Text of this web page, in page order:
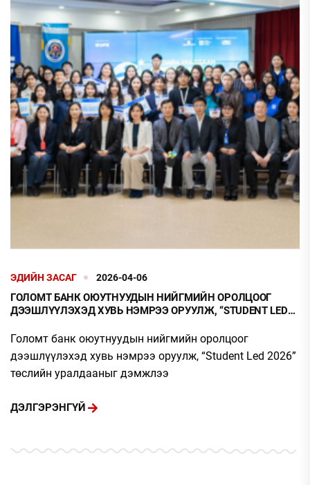
ЭДИЙН ЗАСАГ 2026-04-06
ГОЛОМТ БАНК ОЮУТНУУДЫН НИЙГМИЙН ОРОЛЦООГ
ДЭЭШЛҮҮЛЭХЭД ХУВЬ НЭМРЭЭ ОРУУЛЖ, “STUDENT LED
Голомт банк оюутнуудын нийгмийн оролцоог
дээшлүүлэхэд хувь нэмрээ оруулж, “Student Led 2026”
төслийн уралдааныг дэмжлээ
ДЭЛГЭРЭНГҮЙ